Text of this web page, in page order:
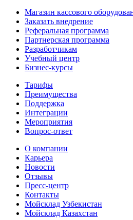
Магазин кассового
Заказать внедрение
Реферальная программа
Партнерская программа
Разработчикам
Учебный центр
Бизнес‑курсы
Тарифы
Преимущества
Поддержка
Интеграции
Мероприятия
Вопрос-ответ
О компании
Карьера
Новости
Отзывы
Пресс-центр
Контакты
Мойсклад Узбекистан
Мойсклад Казахстан